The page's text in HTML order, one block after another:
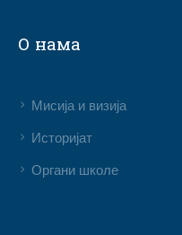
О нама
Мисија и визија
Историјат
Органи школе